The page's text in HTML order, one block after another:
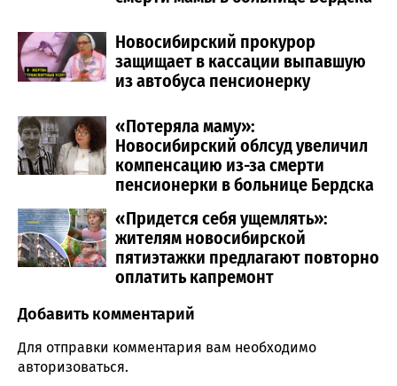
Новосибирский прокурор
защищает в кассации выпавшую
из автобуса пенсионерку
«Потеряла маму»:
Новосибирский облсуд увеличил
компенсацию из-за смерти
пенсионерки в больнице Бердска
«Придется себя ущемлять»:
жителям новосибирской
пятиэтажки предлагают повторно
оплатить капремонт
Comment section
Добавить комментарий
Для отправки комментария вам необходимо
авторизоваться.